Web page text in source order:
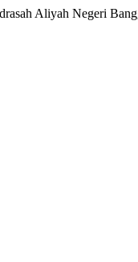
Aliyah Negeri